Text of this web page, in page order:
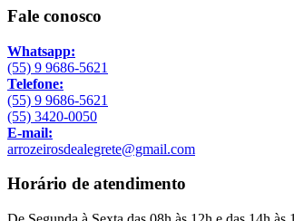
Fale conosco
Whatsapp:
(55) 9 9686-5621
Telefone:
(55) 9 9686-5621
(55) 3420-0050
E-mail:
arrozeirosdealegrete@gmail.com
Horário de atendimento